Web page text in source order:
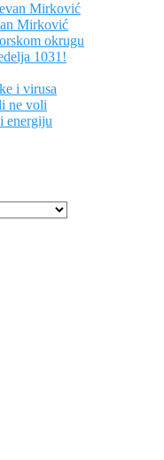
Mirković
Mirković
okrugu
1031!
i virusa
ne voli
energiju